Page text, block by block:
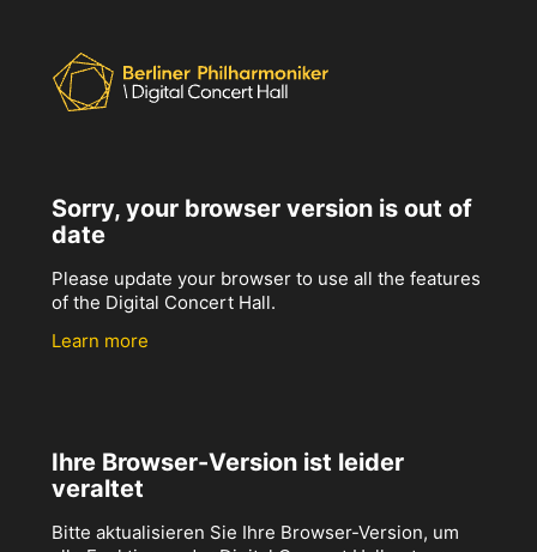
Sorry, your browser version is out of
date
Please update your browser to use all the features
of the Digital Concert Hall.
Learn more
Ihre Browser-Version ist leider
veraltet
Bitte aktualisieren Sie Ihre Browser-Version, um